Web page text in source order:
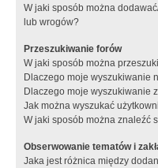
W jaki sposób można
lub wrogów?
Przeszukiwanie forów
W jaki sposób można
Dlaczego moje wyszukiwanie
Dlaczego moje wyszukiwanie
Jak można wyszukać
W jaki sposób można znaleźć
Obserwowanie tematów i
Jaka jest różnica między